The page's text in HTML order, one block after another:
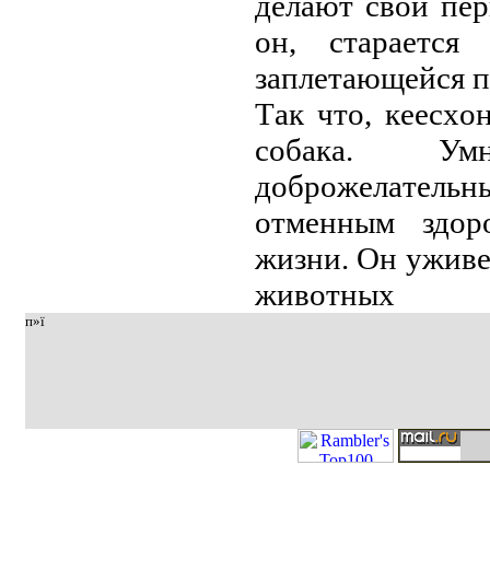
oн,
зaплeтaющeйся
Тaк чтo,
сoбaкa.
oтмeнным
жизни. Oн
живoтных
п»ї